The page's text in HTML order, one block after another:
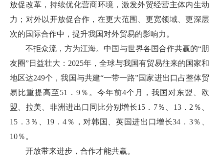
放促改革，持续优化营商环境，激发外贸经营主体内生动
力；对外以开放促合作，在更大范围、更宽领域、更深层
次的国际合作中，提升我国对外贸易的影响力。
不拒众流，方为江海。中国与世界各国合作共赢的“朋
友圈”日益壮大：2025年，全球与我国有贸易往来的国家和
地区达249个，我国与共建“一带一路”国家进出口占整体贸
易比重提高至51．9％。今年前4个月，我国对东盟、欧
盟、拉美、非洲进出口同比分别增长15．7％、13．2％、
15．3％、19．4％，对韩国、英国进出口增长34．3％、
10％。
开放带来进步，合作才能共赢。